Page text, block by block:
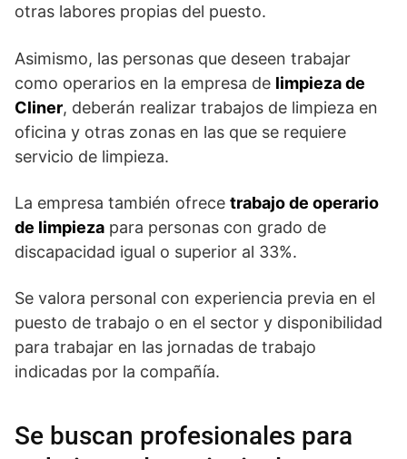
otras labores propias del puesto.
Asimismo, las personas que deseen trabajar
como operarios en la empresa de limpieza de
Cliner, deberán realizar trabajos de limpieza en
oficina y otras zonas en las que se requiere
servicio de limpieza.
La empresa también ofrece trabajo de operario
de limpieza para personas con grado de
discapacidad igual o superior al 33%.
Se valora personal con experiencia previa en el
puesto de trabajo o en el sector y disponibilidad
para trabajar en las jornadas de trabajo
indicadas por la compañía.
Se buscan profesionales para